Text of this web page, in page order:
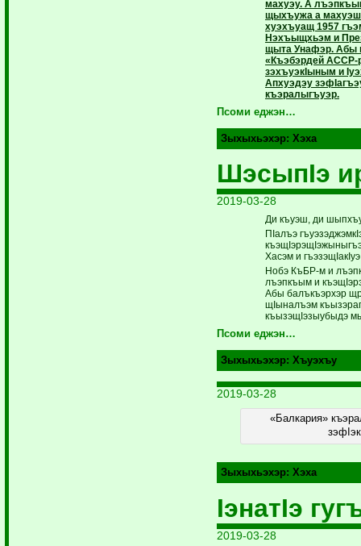
махуэу. А
щыхъужа а
хуэхъуащ 1957
Нэхъыщхьэм и
щыта Унафэр. Абы
«Къэбэрдей
зэхъуэкIыным и
Апхуэдэу
къэралыгъуэр.
Псоми еджэн…
Зыхыхьэхэр: Хэха
ШэсыпIэ
2019-03-28
Ди къуэш, ди
ПIалъэ
Хасэм и
Нобэ КъБР-м и
лъэпкъым и
Абы балъкъэрхэр
щIыналъэм
къызэщIэзыубыдэ
Псоми еджэн…
Зыхыхьэхэр: Хъуэхъу
2019-03-28
«Балкария»
Зыхыхьэхэр: Хэха
IэнатIэ
2019-03-28